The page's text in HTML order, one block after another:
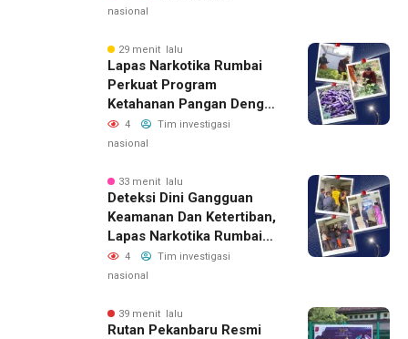
nasional
29 menit lalu
Lapas Narkotika Rumbai
Perkuat Program
Ketahanan Pangan Dengan
Memanen Terong
4
Tim investigasi
nasional
33 menit lalu
Deteksi Dini Gangguan
Keamanan Dan Ketertiban,
Lapas Narkotika Rumbai
Gelar Razia Rutin Blok
Hunian
4
Tim investigasi
nasional
39 menit lalu
Rutan Pekanbaru Resmi